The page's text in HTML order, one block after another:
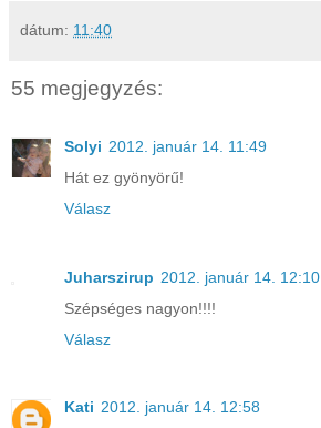
dátum: 11:40
55 megjegyzés:
Solyi 2012. január 14. 11:49
Hát ez gyönyörű!
Válasz
Juharszirup 2012. január 14. 12:10
Szépséges nagyon!!!!
Válasz
Kati 2012. január 14. 12:58